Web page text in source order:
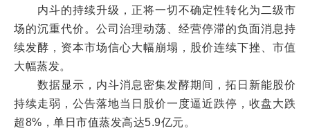
内斗的持续升级，正将一切不确定性转化为二级市
场的沉重代价。公司治理动荡、经营停滞的负面消息持
续发酵，资本市场信心大幅崩塌，股价连续下挫、市值
大幅蒸发。
数据显示，内斗消息密集发酵期间，拓日新能股价
持续走弱，公告落地当日股价一度逼近跌停，收盘大跌
超8%，单日市值蒸发高达5.9亿元。